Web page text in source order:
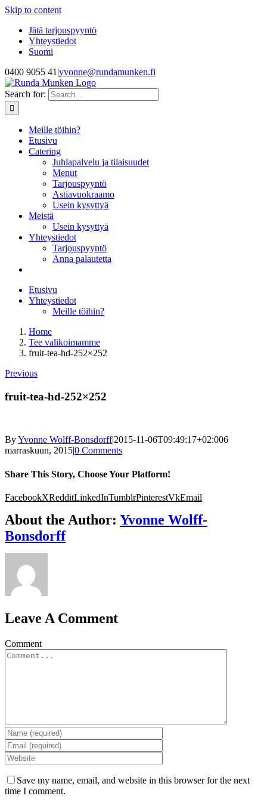
Skip to content
Jätä tarjouspyyntö
Yhteystiedot
Suomi
0400 9055 41 |yvonne@rundamunken.fi
Search for:
Meille töihin?
Etusivu
Catering
Juhlapalvelu ja tilaisuudet
Menut
Tarjouspyyntö
Astiavuokraamo
Usein kysyttyä
Meistä
Usein kysyttyä
Yhteystiedot
Tarjouspyyntö
Anna palautetta
Etusivu
Yhteystiedot
Meille töihin?
Home
Tee valikoimamme
fruit-tea-hd-252×252
Previous
fruit-tea-hd-252×252
ByYvonne Wolff-Bonsdorff|2015-11-06T09:49:17+02:006
marraskuun, 2015|0 Comments
Share This Story, Choose Your Platform!
FacebookXRedditLinkedInTumblrPinterestVkEmail
About the Author: Yvonne Wolff-
Bonsdorff
Leave A Comment
Comment
Save my name, email, and website in this browser for the next
time I comment.